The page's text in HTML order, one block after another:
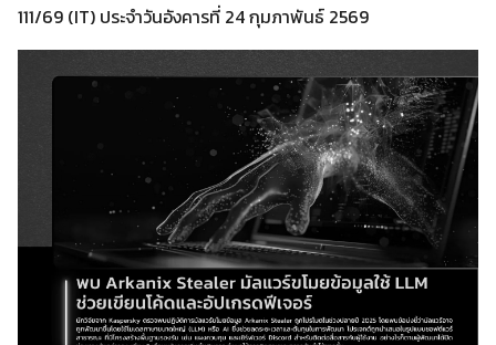
111/69 (IT) ประจำวันอังคารที่ 24 กุมภาพันธ์ 2569